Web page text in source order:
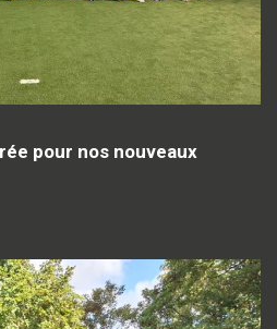
pour nos nouveaux